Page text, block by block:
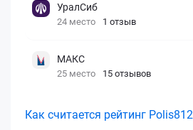
УралСиб
24 место 1 отзыв
МАКС
25 место 15 отзывов
Как считается рейтинг Polis812